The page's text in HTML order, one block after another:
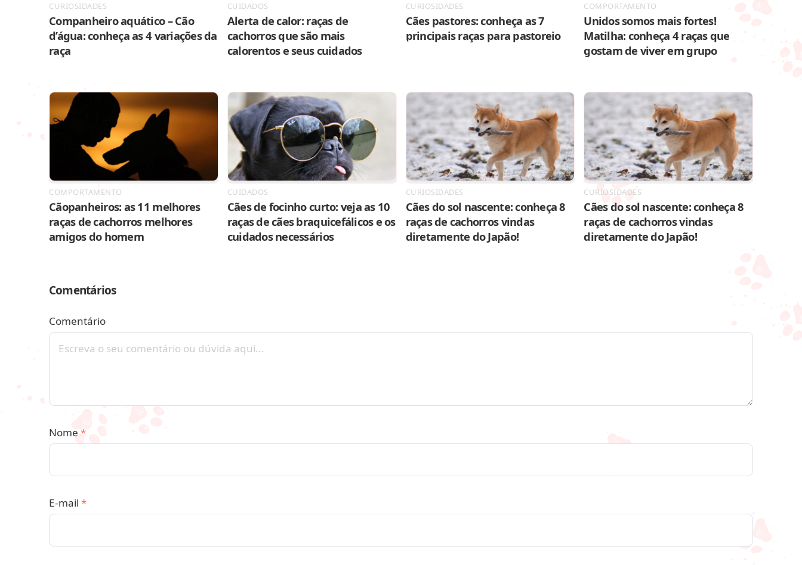
CURIOSIDADES
Companheiro aquático – Cão
d’água: conheça as 4 variações da
raça
CUIDADOS
Alerta de calor: raças de
cachorros que são mais
calorentos e seus cuidados
CURIOSIDADES
Cães pastores: conheça as 7
principais raças para pastoreio
COMPORTAMENTO
Unidos somos mais fortes!
Matilha: conheça 4 raças que
gostam de viver em grupo
COMPORTAMENTO
Cãopanheiros: as 11 melhores
raças de cachorros melhores
amigos do homem
CUIDADOS
Cães de focinho curto: veja as 10
raças de cães braquicefálicos e os
cuidados necessários
CURIOSIDADES
Cães do sol nascente: conheça 8
raças de cachorros vindas
diretamente do Japão!
CURIOSIDADES
Cães do sol nascente: conheça 8
raças de cachorros vindas
diretamente do Japão!
Comentários
Comentário
Nome *
E-mail *